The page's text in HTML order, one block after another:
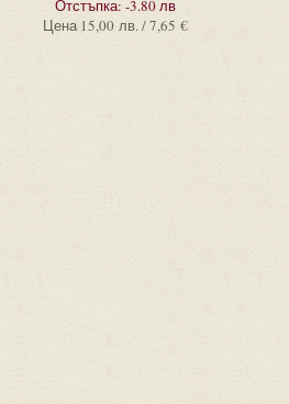
Отстъпка: -3.80 лв
Цена 15,00 лв. / 7,65 €